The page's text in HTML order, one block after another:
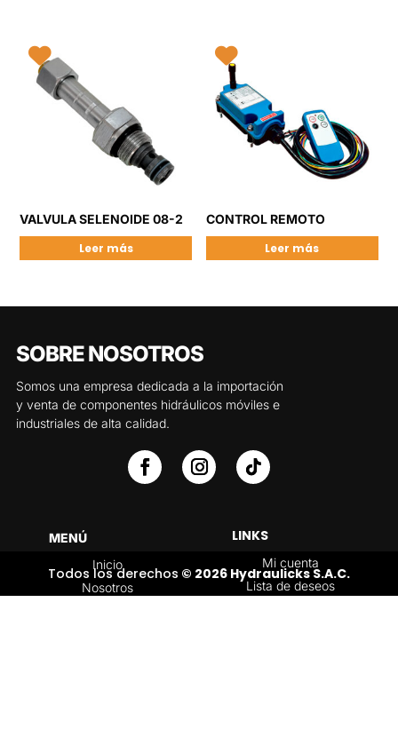
VALVULA SELENOIDE 08-2
Leer más
CONTROL REMOTO
Leer más
SOBRE NOSOTROS
Somos una empresa dedicada a la importación
y venta de componentes hidráulicos móviles e
industriales de alta calidad.
MENÚ
Inicio
Nosotros
LINKS
Mi cuenta
Lista de deseos
Todos los derechos © 2026 Hydraulicks S.A.C.